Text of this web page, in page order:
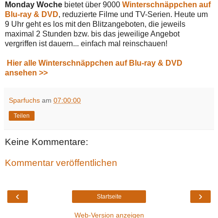
Monday Woche bietet über 9000 Winterschnäppchen auf
Blu-ray & DVD, reduzierte Filme und TV-Serien. Heute um
9 Uhr geht es los mit den Blitzangeboten, die jeweils
maximal 2 Stunden bzw. bis das jeweilige Angebot
vergriffen ist dauern... einfach mal reinschauen!
Hier alle Winterschnäppchen auf Blu-ray & DVD
ansehen >>
Sparfuchs am 07:00:00
Teilen
Keine Kommentare:
Kommentar veröffentlichen
‹ ›
Startseite
Web-Version anzeigen